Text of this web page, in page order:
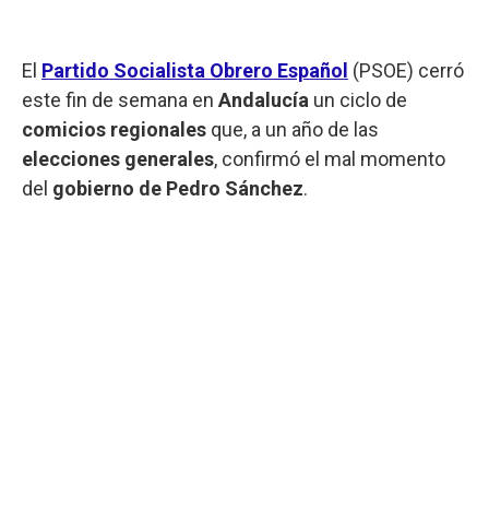
El Partido Socialista Obrero Español (PSOE) cerró
este fin de semana en Andalucía un ciclo de
comicios regionales que, a un año de las
elecciones generales, confirmó el mal momento
del gobierno de Pedro Sánchez.